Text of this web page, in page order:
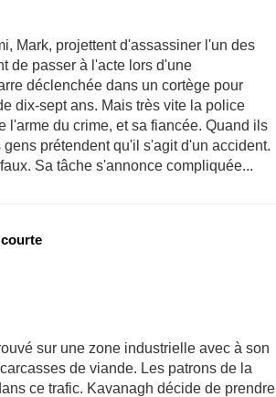
Mark, projettent d'assassiner l'un des
de passer à l'acte lors d'une
déclenchée dans un cortège pour
dix-sept ans. Mais très vite la police
l'arme du crime, et sa fiancée. Quand ils
prétendent qu'il s'agit d'un accident.
Sa tâche s'annonce compliquée...
sur une zone industrielle avec à son
de viande. Les patrons de la
ce trafic. Kavanagh décide de prendre